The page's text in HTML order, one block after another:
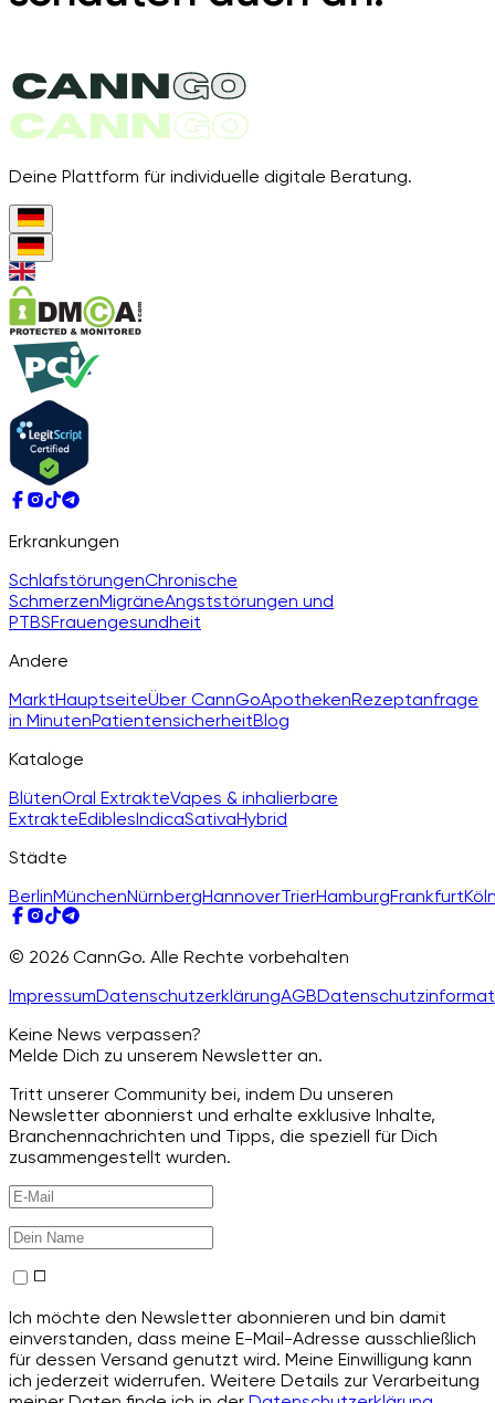
Deine Plattform für individuelle digitale Beratung.
Erkrankungen
SchlafstörungenChronische
SchmerzenMigräneAngststörungen und
PTBSFrauengesundheit
Andere
MarktHauptseiteÜber CannGoApothekenRezeptanfrage
in MinutenPatientensicherheitBlog
Kataloge
BlütenOral ExtrakteVapes & inhalierbare
ExtrakteEdiblesIndicaSativaHybrid
Städte
BerlinMünchenNürnbergHannoverTrierHamburgFrankfurt
© 2026 CannGo. Alle Rechte vorbehalten
ImpressumDatenschutzerklärungAGB
Keine News verpassen?
Melde Dich zu unserem Newsletter an.
Tritt unserer Community bei, indem Du unseren
Newsletter abonnierst und erhalte exklusive Inhalte,
Branchennachrichten und Tipps, die speziell für Dich
zusammengestellt wurden.
Ich möchte den Newsletter abonnieren und bin damit
einverstanden, dass meine E-Mail-Adresse ausschließlich
für dessen Versand genutzt wird. Meine Einwilligung kann
ich jederzeit widerrufen. Weitere Details zur Verarbeitung